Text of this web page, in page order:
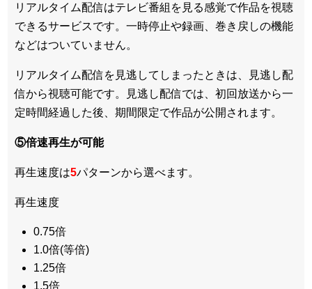
リアルタイム配信はテレビ番組を見る感覚で作品を視聴
できるサービスです。一時停止や録画、巻き戻しの機能
などはついていません。
リアルタイム配信を見逃してしまったときは、見逃し配
信から視聴可能です。見逃し配信では、初回放送から一
定時間経過した後、期間限定で作品が公開されます。
⑤倍速再生が可能
再生速度は5パターンから選べます。
再生速度
0.75倍
1.0倍(等倍)
1.25倍
1.5倍